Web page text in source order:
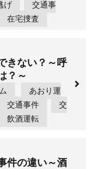
げ
交通事
在宅捜査
きない？～呼
？～
あおり運
交通事件
交
飲酒運転
件の違い～酒